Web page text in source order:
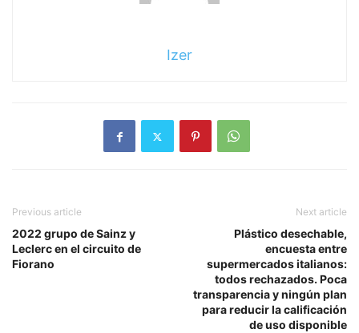
Izer
Previous article
2022 grupo de Sainz y
Leclerc en el circuito de
Fiorano
Next article
Plástico desechable,
encuesta entre
supermercados italianos:
todos rechazados. Poca
transparencia y ningún plan
para reducir la calificación
de uso disponible